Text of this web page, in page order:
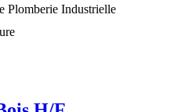
Plomberie Industrielle